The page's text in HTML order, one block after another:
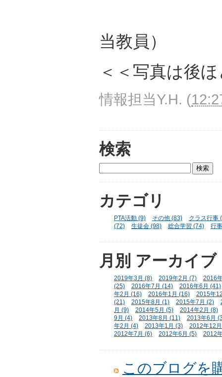
当教員）
＜＜写真は後
情報担当Y.H. (
検索
カテゴリ
PTA活動 (9) その他 (83)
クラス行事
(72)
生徒会 (98) 総合学習 (74) 行
月別 アーカイブ
2019年3月 (8) 2019年2月 (7)
2016
(25)
2016年7月 (14)
2016年6月 (41)
年2月 (16)
2016年1月 (16)
2015年
(21)
2015年8月 (1) 2015年7月 (2)
月 (9)
2014年5月 (5)
2014年2月 (8)
9月 (4)
2013年8月 (11)
2013年6月
年2月 (4)
2013年1月 (3)
2012年12
2012年7月 (6)
2012年6月 (5) 2012
このブログを